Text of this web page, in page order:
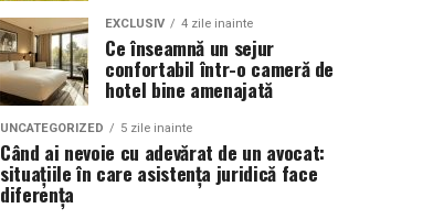
EXCLUSIV 4 zile inainte
Ce înseamnă un sejur
confortabil într-o cameră de
hotel bine amenajată
UNCATEGORIZED 5 zile inainte
Când ai nevoie cu adevărat de un avocat:
situațiile în care asistența juridică face
diferența